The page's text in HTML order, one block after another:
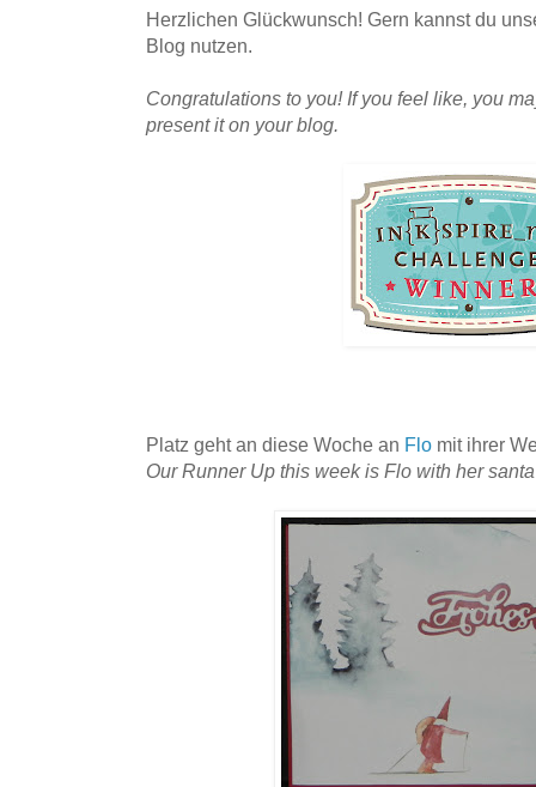
Herzlichen Glückwunsch! Gern kannst du
Blog nutzen.
Congratulations to you! If you feel like, you
present it on your blog.
Platz geht an diese Woche an Flo mit ihrer
Our Runner Up this week is Flo with her